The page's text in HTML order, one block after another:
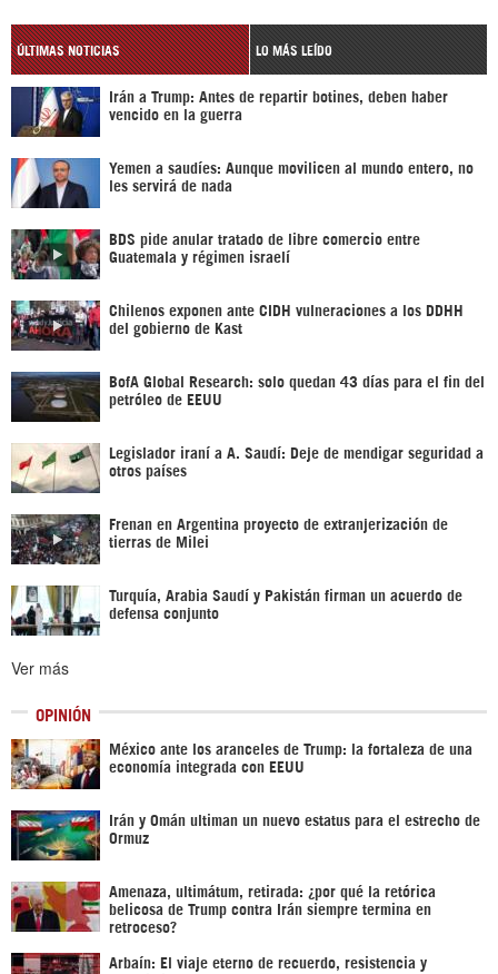
ÚLTIMAS NOTICIAS LO MÁS LEÍDO
Irán a Trump: Antes de repartir botines, deben haber
vencido en la guerra
Yemen a saudíes: Aunque movilicen al mundo entero, no
les servirá de nada
BDS pide anular tratado de libre comercio entre
Guatemala y régimen israelí
Chilenos exponen ante CIDH vulneraciones a los DDHH
del gobierno de Kast
BofA Global Research: solo quedan 43 días para el fin del
petróleo de EEUU
Legislador iraní a A. Saudí: Deje de mendigar seguridad a
otros países
Frenan en Argentina proyecto de extranjerización de
tierras de Milei
Turquía, Arabia Saudí y Pakistán firman un acuerdo de
defensa conjunto
Ver más
OPINIÓN
México ante los aranceles de Trump: la fortaleza de una
economía integrada con EEUU
Irán y Omán ultiman un nuevo estatus para el estrecho de
Ormuz
Amenaza, ultimátum, retirada: ¿por qué la retórica
belicosa de Trump contra Irán siempre termina en
retroceso?
Arbaín: El viaje eterno de recuerdo, resistencia y